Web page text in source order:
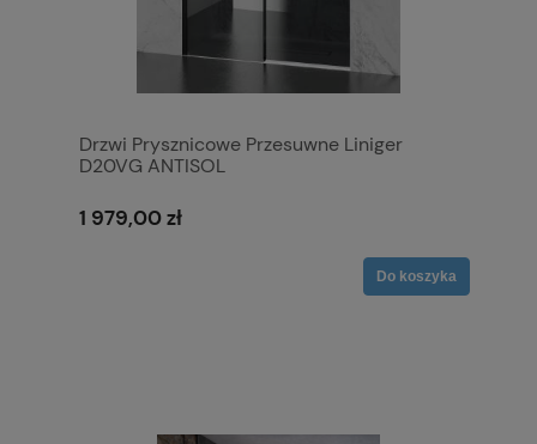
Drzwi Prysznicowe Przesuwne Liniger
D20VG ANTISOL
1 979,00 zł
Do koszyka